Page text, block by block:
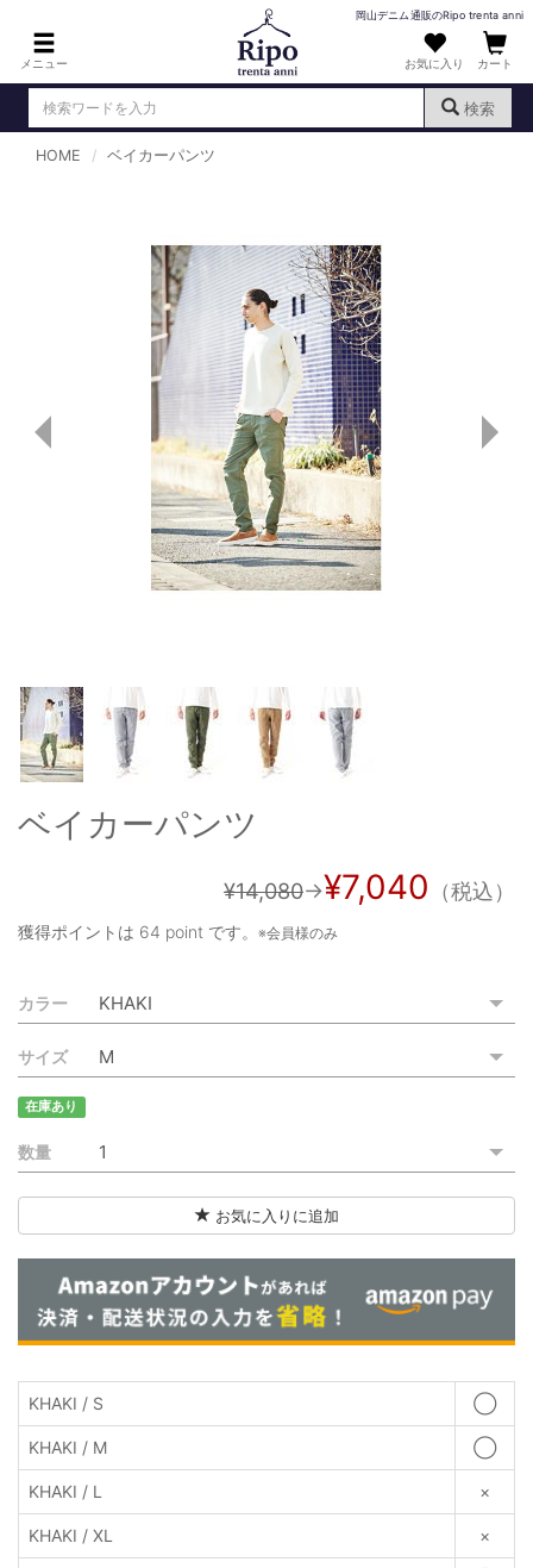
メニュー
岡山デニム通販のRipo trenta anni
お気に入り カート
検索
DENIM : デニム
PANTS : パンツ
TOPS : トップス
T-SHIRT : Tシャツ
KNIT : ニット
SHIRT : シャツ
OUTERS : アウター
PANTS/SKIRT : パンツ・スカート
TOPS : トップス
OUTERS : アウター
OUTLET : アウトレット
LADIES : レディース
ご利用規約
HOME ベイカーパンツ
ベイカーパンツ
¥14,080→¥7,040 （税込）
獲得ポイントは 64 point です。 ※会員様のみ
カラー
サイズ
在庫あり
数量
お気に入りに追加
KHAKI / S ◯
KHAKI / M ◯
KHAKI / L ×
KHAKI / XL ×